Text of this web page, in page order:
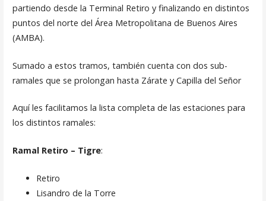
partiendo desde la Terminal Retiro y finalizando en distintos
puntos del norte del Área Metropolitana de Buenos Aires
(AMBA).
Sumado a estos tramos, también cuenta con dos sub-
ramales que se prolongan hasta Zárate y Capilla del Señor
Aquí les facilitamos la lista completa de las estaciones para
los distintos ramales:
Ramal Retiro – Tigre:
Retiro
Lisandro de la Torre